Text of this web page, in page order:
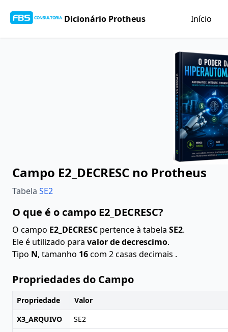
Dicionário Protheus Início
Campo E2_DECRESC no Protheus
Tabela SE2
O que é o campo E2_DECRESC?
O campo E2_DECRESC pertence à tabela SE2.
Ele é utilizado para valor de decrescimo.
Tipo N, tamanho 16com 2 casas decimais .
Propriedades do Campo
Propriedade
Valor
X3_ARQUIVO
SE2